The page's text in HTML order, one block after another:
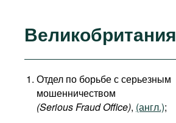
Великобритания
Отдел по борьбе с серьезным
мошенничеством
(Serious Fraud Office), (англ.);